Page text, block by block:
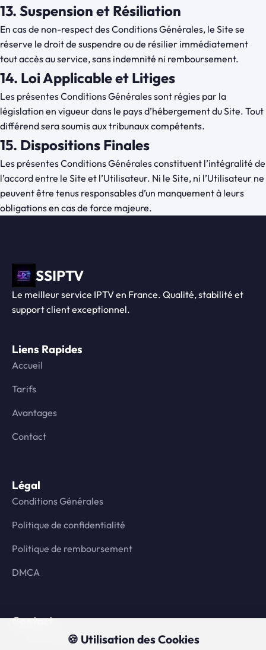
13. Suspension et Résiliation
En cas de non-respect des Conditions Générales, le Site se
réserve le droit de suspendre ou de résilier immédiatement
tout accès au service, sans indemnité ni remboursement.
14. Loi Applicable et Litiges
Les présentes Conditions Générales sont régies par la
législation en vigueur dans le pays d’hébergement du Site. Tout
différend sera soumis aux tribunaux compétents.
15. Dispositions Finales
Les présentes Conditions Générales constituent l’intégralité de
l’accord entre le Site et l’Utilisateur. Ni le Site, ni l’Utilisateur ne
peuvent être tenus responsables d’un manquement à leurs
obligations en cas de force majeure.
SSIPTV
Le meilleur service IPTV en France. Qualité, stabilité et
support client exceptionnel.
Liens Rapides
Accueil
Tarifs
Avantages
Contact
Légal
Conditions Générales
Politique de confidentialité
Politique de remboursement
DMCA
Contact
contact@ssiptv.fr🍪 Utilisation des Cookies